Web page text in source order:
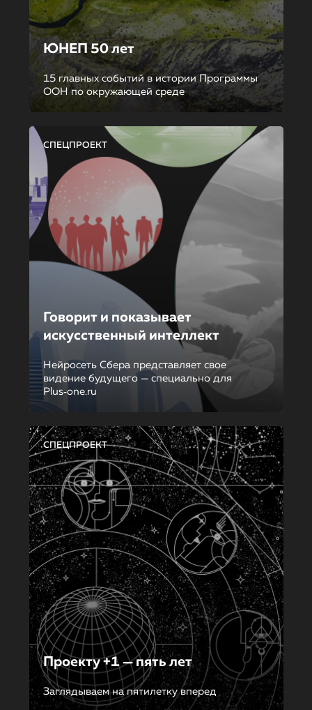
ЮНЕП 50 лет
15 главных событий в истории Программы
ООН по окружающей среде
СПЕЦПРОЕКТ
Говорит и показывает
искусственный интеллект
Нейросеть Сбера представляет свое
видение будущего — специально для
Plus‑one.ru
СПЕЦПРОЕКТ
Проекту +1 — пять лет
Заглядываем на пятилетку вперед